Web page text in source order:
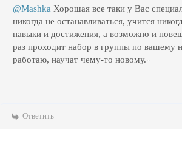
@Mashka Хорошая все таки у Вас
никогда не останавливаться, учится
навыки и достижения, а возможно и
раз проходит набор в группы по вашему
работаю, научат чему-то новому.
Ответить